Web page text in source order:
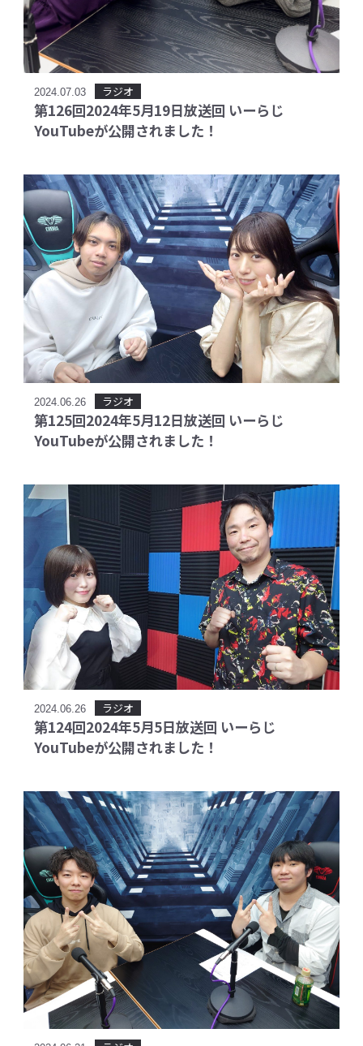
2024.07.03 ラジオ
第126回2024年5月19日放送回 いーらじ
YouTubeが公開されました！
2024.06.26 ラジオ
第125回2024年5月12日放送回 いーらじ
YouTubeが公開されました！
2024.06.26 ラジオ
第124回2024年5月5日放送回 いーらじ
YouTubeが公開されました！